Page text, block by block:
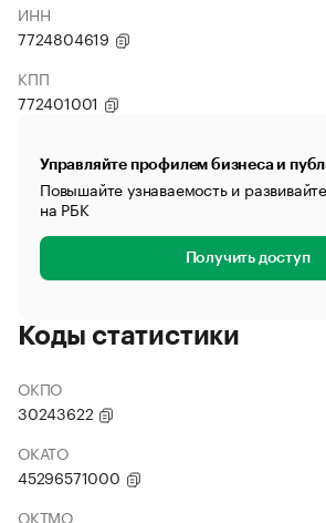
ИНН
7724804619
КПП
772401001
Управляйте профилем бизнеса и
Повышайте узнаваемость и
на РБК
Получить доступ
Коды статистики
ОКПО
30243622
ОКАТО
45296571000
ОКТМО